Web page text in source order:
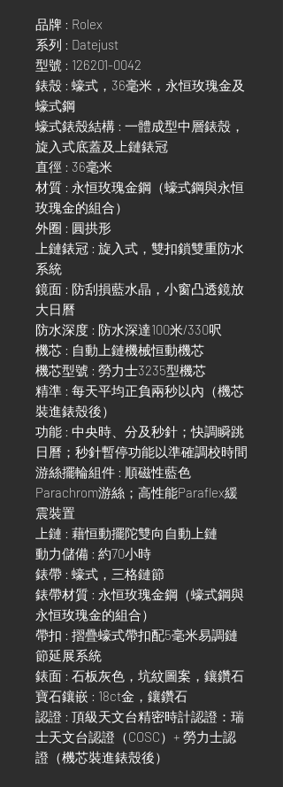
品牌 : Rolex
系列 : Datejust
型號 : 126201-0042
錶殼 : 蠔式，36毫米，永恒玫瑰金及
蠔式鋼
蠔式錶殼結構 : 一體成型中層錶殼，
旋入式底蓋及上鏈錶冠
直徑 : 36毫米
材質 : 永恒玫瑰金鋼（蠔式鋼與永恒
玫瑰金的組合）
外圈 : 圓拱形
上鏈錶冠 : 旋入式，雙扣鎖雙重防水
系統
鏡面 : 防刮損藍水晶，小窗凸透鏡放
大日曆
防水深度 : 防水深達100米/330呎
機芯 : 自動上鏈機械恒動機芯
機芯型號 : 勞力士3235型機芯
精準 : 每天平均正負兩秒以內（機芯
裝進錶殼後）
功能 : 中央時、分及秒針；快調瞬跳
日曆；秒針暫停功能以準確調校時間
游絲擺輪組件 : 順磁性藍色
Parachrom游絲；高性能Paraflex緩
震裝置
上鏈 : 藉恒動擺陀雙向自動上鏈
動力儲備 : 約70小時
錶帶 : 蠔式，三格鏈節
錶帶材質 : 永恒玫瑰金鋼（蠔式鋼與
永恒玫瑰金的組合）
帶扣 : 摺疊蠔式帶扣配5毫米易調鏈
節延展系統
錶面 : 石板灰色，坑紋圖案，鑲鑽石
寶石鑲嵌 : 18ct金，鑲鑽石
認證 : 頂級天文台精密時計認證：瑞
士天文台認證（COSC）+ 勞力士認
證（機芯裝進錶殼後）